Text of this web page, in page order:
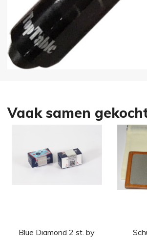
Vaak samen
Blue Diamond 2 st. by